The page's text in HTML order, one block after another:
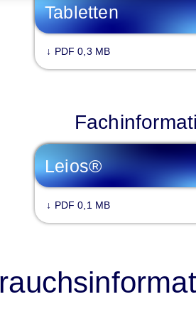
Tabletten
↓ PDF 0,3 MB
Leios®
↓ PDF 0,1 MB